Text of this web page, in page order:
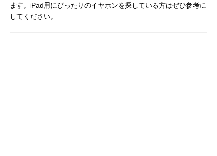
ます。iPad用にぴったりのイヤホンを探している方はぜひ参考に
してください。